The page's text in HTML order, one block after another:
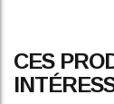
CES